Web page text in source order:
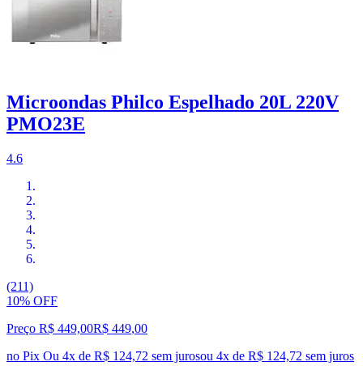
Microondas Philco Espelhado 20L 220V
PMO23E
4.6
(211)
10% OFF
Preço R$ 449,00R$ 449,00
no Pix Ou 4x de R$ 124,72 sem jurosou 4x de R$ 124,72 sem juros